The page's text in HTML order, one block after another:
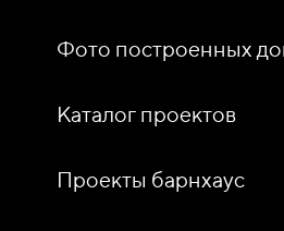
Фото построенных
Каталог проектов
Проекты барнхаус